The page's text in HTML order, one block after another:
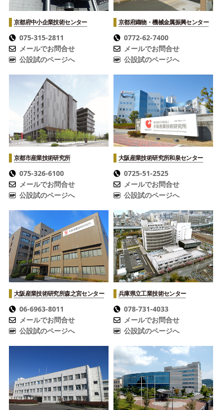
京都府中小企業技術センター
075-315-2811
メールでお問合せ
公設試のページへ
京都府織物・機械金属振興センター
0772-62-7400
メールでお問合せ
公設試のページへ
京都市産業技術研究所
075-326-6100
メールでお問合せ
公設試のページへ
大阪産業技術研究所和泉センター
0725-51-2525
メールでお問合せ
公設試のページへ
大阪産業技術研究所森之宮センター
06-6963-8011
メールでお問合せ
公設試のページへ
兵庫県立工業技術センター
078-731-4033
メールでお問合せ
公設試のページへ